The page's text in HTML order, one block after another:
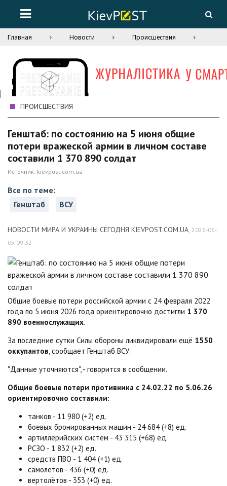
Главная Новости Происшествия
ПРОИСШЕСТВИЯ
Генштаб: по состоянию на 5 июня общие
потери вражеской армии в личном составе
составили 1 370 890 солдат
Источник: kievpost.com.ua
Все по теме:
Генштаб
ВСУ
НОВОСТИ МИРА И УКРАИНЫ СЕГОДНЯ KIEVPOST.COM.UA, 2026-06-
05 09:32
Общие боевые потери российской армии с 24 февраля 2022
года по 5 июня 2026 года ориентировочно достигли 1 370
890 военнослужащих.
За последние сутки Силы обороны ликвидировали ещё 1550
оккупантов, сообщает Генштаб ВСУ.
"Данные уточняются", - говорится в сообщении.
Общие боевые потери противника с 24.02.22 по 5.06.26
ориентировочно составили:
танков - 11 980 (+2) ед.
боевых бронированных машин - 24 684 (+8) ед.
артиллерийских систем - 43 315 (+68) ед.
РСЗО - 1 832 (+2) ед.
средств ПВО - 1 404 (+1) ед.
самолётов - 436 (+0) ед.
вертолётов - 353 (+0) ед.